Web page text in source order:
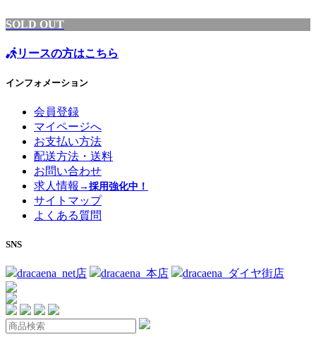
SOLD OUT
リースの方はこちら
インフォメーション
会員登録
マイページへ
お支払い方法
配送方法・送料
お問い合わせ
求人情報 →採用強化中！
サイトマップ
よくある質問
SNS
dracaena_net店 dracaena_本店 dracaena_ダイヤ街店